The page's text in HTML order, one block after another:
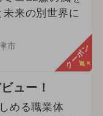
来の別世界に
市 クーポン
ュー！
める職業体